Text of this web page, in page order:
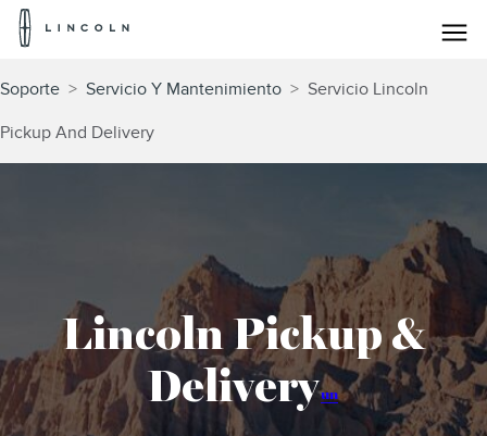
Saltar al contenido
Soporte > Servicio Y Mantenimiento > Servicio Lincoln
Pickup And Delivery
Lincoln Pickup &
Deliveryun